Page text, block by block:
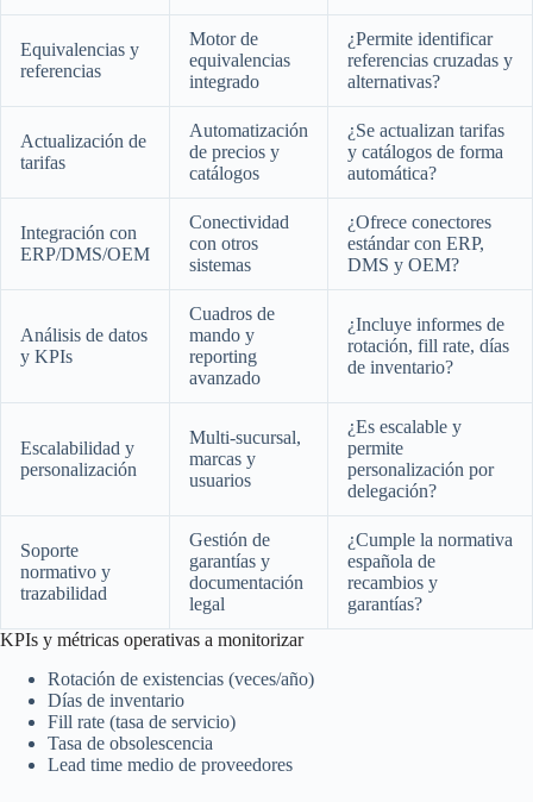
Equivalencias y
referencias
Motor de
equivalencias
integrado
¿Permite identificar
referencias cruzadas y
alternativas?
Actualización de
tarifas
Automatización
de precios y
catálogos
¿Se actualizan tarifas
y catálogos de forma
automática?
Integración con
ERP/DMS/OEM
Conectividad
con otros
sistemas
¿Ofrece conectores
estándar con ERP,
DMS y OEM?
Análisis de datos
y KPIs
Cuadros de
mando y
reporting
avanzado
¿Incluye informes de
rotación, fill rate, días
de inventario?
Escalabilidad y
personalización
Multi-sucursal,
marcas y
usuarios
¿Es escalable y
permite
personalización por
delegación?
Soporte
normativo y
trazabilidad
Gestión de
garantías y
documentación
legal
¿Cumple la normativa
española de
recambios y
garantías?
KPIs y métricas operativas a monitorizar
Rotación de existencias (veces/año)
Días de inventario
Fill rate (tasa de servicio)
Tasa de obsolescencia
Lead time medio de proveedores